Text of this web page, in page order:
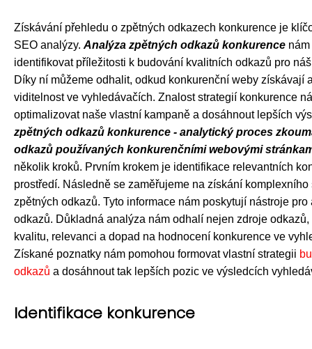
Získávání přehledu o zpětných odkazech konkurence je
SEO analýzy. Analýza zpětných odkazů konkurence
identifikovat příležitosti k budování kvalitních odkazů pro
Díky ní můžeme odhalit, odkud konkurenční weby získávají
viditelnost ve vyhledávačích. Znalost strategií konkurence
optimalizovat naše vlastní kampaně a dosáhnout lepších
zpětných odkazů konkurence - analytický proces
odkazů používaných konkurenčními webovými
několik kroků. Prvním krokem je identifikace relevantních
prostředí. Následně se zaměřujeme na získání
zpětných odkazů. Tyto informace nám poskytují nástroje
odkazů. Důkladná analýza nám odhalí nejen zdroje
kvalitu, relevanci a dopad na hodnocení konkurence ve
Získané poznatky nám pomohou formovat vlastní strategii
odkazů a dosáhnout tak lepších pozic ve výsledcích
Identifikace konkurence